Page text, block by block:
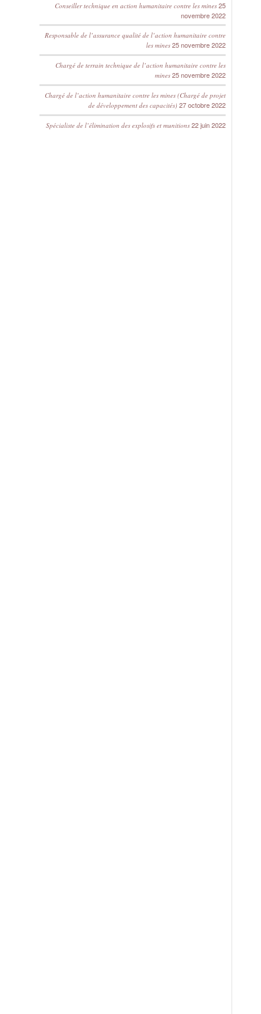
Conseiller technique en action humanitaire contre les mines 25
novembre 2022
Responsable de l’assurance qualité de l’action humanitaire contre
les mines 25 novembre 2022
Chargé de terrain technique de l’action humanitaire contre les
mines 25 novembre 2022
Chargé de l’action humanitaire contre les mines (Chargé de projet
de développement des capacités) 27 octobre 2022
Spécialiste de l’élimination des explosifs et munitions 22 juin 2022